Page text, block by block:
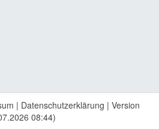
| Datenschutzerklärung | Version
08:44)